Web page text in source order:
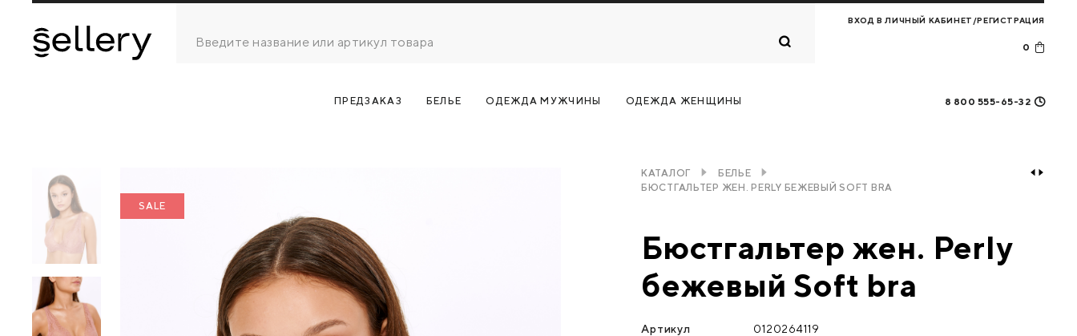
SALE
КАТАЛОГ
БЕЛЬЕ
БЮСТГАЛЬТЕР ЖЕН. PERLY БЕЖЕВЫЙ SOFT BRA
Бюстгальтер жен. Perly
бежевый Soft bra
Артикул
0120264119
ВХОД В ЛИЧНЫЙ КАБИНЕТ/РЕГИСТРАЦИЯ
0
ПРЕДЗАКАЗ БЕЛЬЕ ОДЕЖДА МУЖЧИНЫ ОДЕЖДА ЖЕНЩИНЫ 8 800 555-65-32